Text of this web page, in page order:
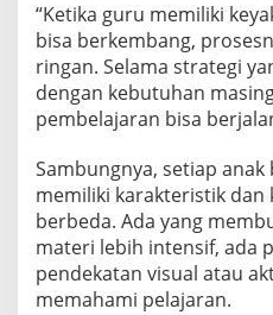
“Ketika guru memiliki
bisa berkembang,
ringan. Selama strategi
dengan kebutuhan
pembelajaran bisa
Sambungnya, setiap
memiliki karakteristik dan
berbeda. Ada yang
materi lebih intensif, ada
pendekatan visual atau
memahami pelajaran.